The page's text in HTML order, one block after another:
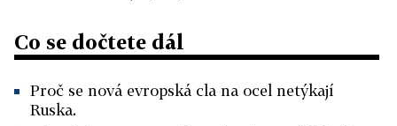
Co se dočtete dál
Proč se nová evropská cla na ocel netýkají
Ruska.